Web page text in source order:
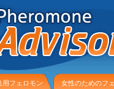
用フェロモン 女性のためのフ